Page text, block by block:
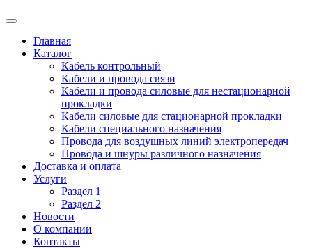
Главная
Каталог
Кабель контрольный
Кабели и провода связи
Кабели и провода силовые для нестационарной
прокладки
Кабели силовые для стационарной прокладки
Кабели специального назначения
Провода для воздушных линий электропередач
Провода и шнуры различного назначения
Доставка и оплата
Услуги
Раздел 1
Раздел 2
Новости
О компании
Контакты